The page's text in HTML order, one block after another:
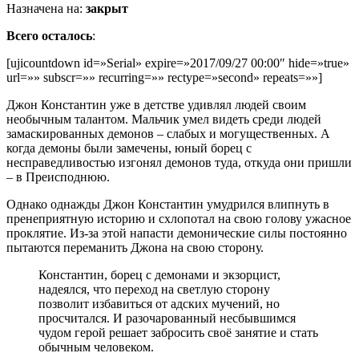
Назначена на: закрыт
Всего осталось:
[ujicountdown id=»Serial» expire=»2017/09/27 00:00″ hide=»true»
url=»» subscr=»» recurring=»» rectype=»second» repeats=»»]
Джон Константин уже в детстве удивлял людей своим
необычным талантом. Мальчик умел видеть среди людей
замаскированных демонов – слабых и могущественных. А
когда демоны были замечены, юный борец с
несправедливостью изгонял демонов туда, откуда они пришли
– в Преисподнюю.
Однако однажды Джон Константин умудрился влипнуть в
пренеприятную историю и схлопотал на свою голову ужасное
проклятие. Из-за этой напасти демонические силы постоянно
пытаются переманить Джона на свою сторону.
Константин, борец с демонами и экзорцист,
надеялся, что переход на светлую сторону
позволит избавиться от адских мучений, но
просчитался. И разочарованный несбывшимся
чудом герой решает забросить своё занятие и стать
обычным человеком.